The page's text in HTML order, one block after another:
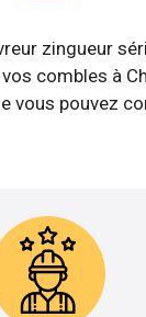
zingueur
combles à
vous pouvez